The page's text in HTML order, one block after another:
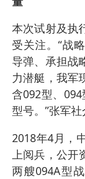
本次试射及执
受关注。“战
导弹、承担战
力潜艇，我军
含092型、
型号。”张军社
2018年4月，
上阅兵，公
两艘094A型